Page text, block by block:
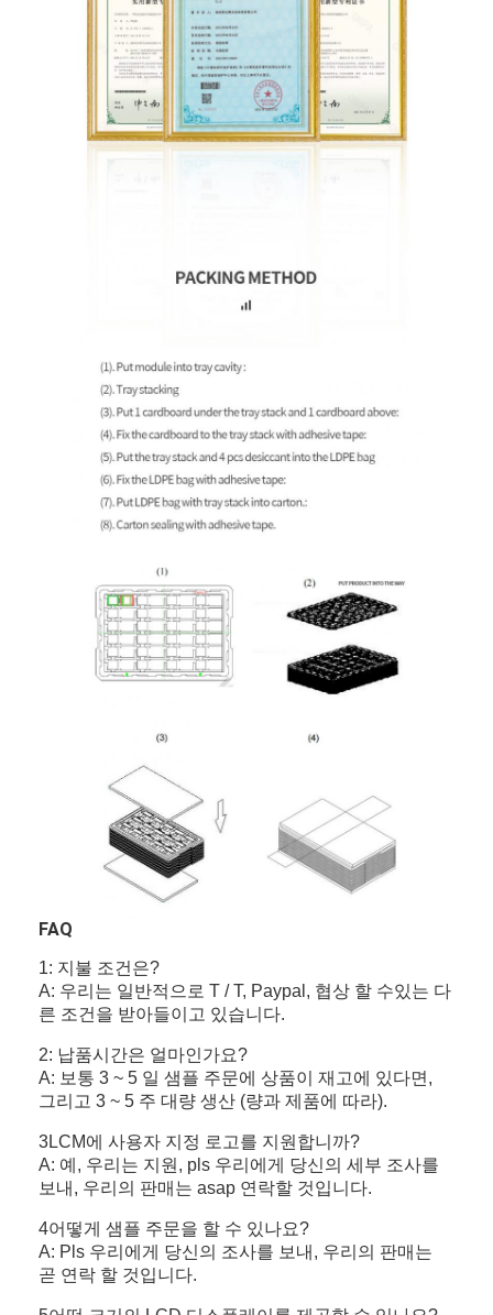
FAQ
1: 지불 조건은?
A: 우리는 일반적으로 T / T, Paypal, 협상 할 수있는 다
른 조건을 받아들이고 있습니다.
2: 납품시간은 얼마인가요?
A: 보통 3 ~ 5 일 샘플 주문에 상품이 재고에 있다면,
그리고 3 ~ 5 주 대량 생산 (량과 제품에 따라).
3LCM에 사용자 지정 로고를 지원합니까?
A: 예, 우리는 지원, pls 우리에게 당신의 세부 조사를
보내, 우리의 판매는 asap 연락할 것입니다.
4어떻게 샘플 주문을 할 수 있나요?
A: Pls 우리에게 당신의 조사를 보내, 우리의 판매는
곧 연락 할 것입니다.